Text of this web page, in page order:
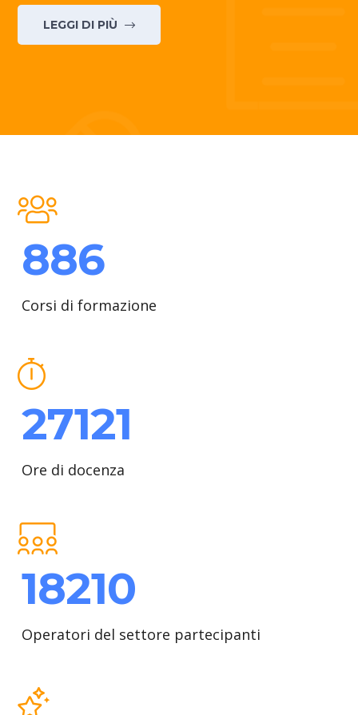
LEGGI DI PIÙ
886
Corsi di formazione
27121
Ore di docenza
18210
Operatori del settore partecipanti